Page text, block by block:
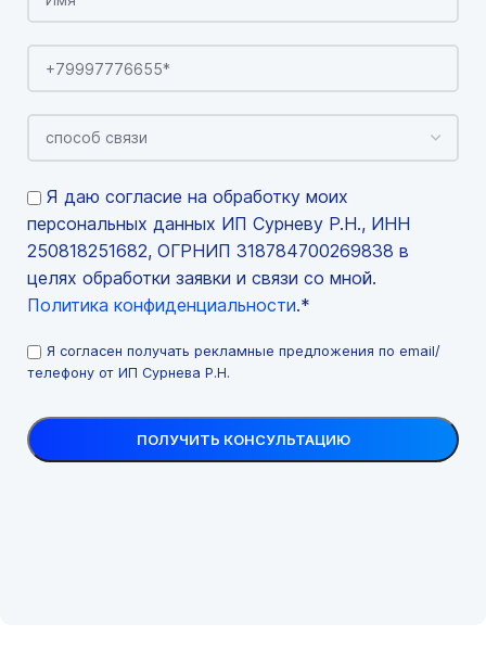
Я даю согласие на обработку моих
персональных данных ИП Сурневу Р.Н., ИНН
250818251682, ОГРНИП 318784700269838 в
целях обработки заявки и связи со мной.
Политика конфиденциальности.*
Я согласен получать рекламные предложения по email/
телефону от ИП Сурнева Р.Н.